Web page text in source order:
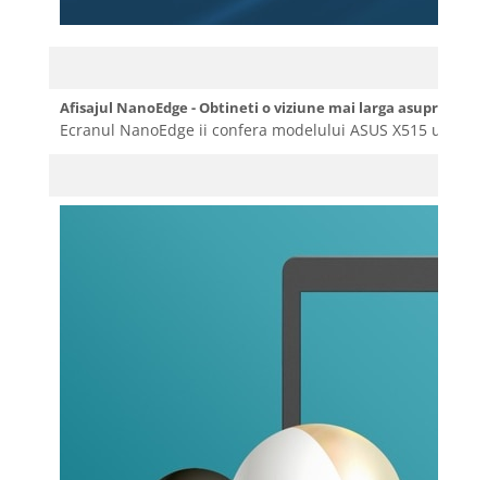
Afisajul NanoEdge - Obtineti o viziune mai larga asupra lumii
Ecranul NanoEdge ii confera modelului ASUS X515 un